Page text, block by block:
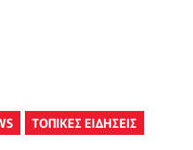
ΤΟΠΙΚΕΣ ΕΙΔΗΣΕΙΣ